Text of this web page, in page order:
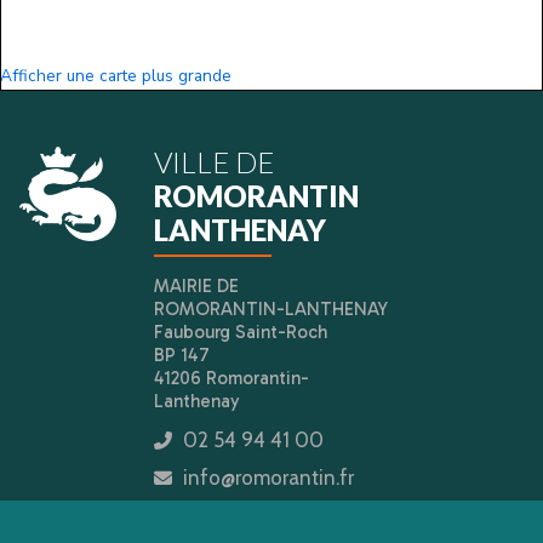
Afficher une carte plus grande
VILLE DE
ROMORANTIN
LANTHENAY
MAIRIE DE
ROMORANTIN-LANTHENAY
Faubourg Saint-Roch
BP 147
41206 Romorantin-
Lanthenay
icon
02 54 94 41 00
icon
info@romorantin.fr